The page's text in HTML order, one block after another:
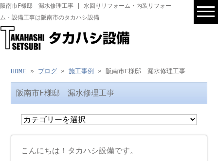
阪南市F様邸 漏水修理工事 | 水回りリフォーム・内装リフォー
ム・設備工事は阪南市のタカハシ設備
HOME » ブログ »施工事例 » 阪南市F様邸 漏水修理工事
阪南市F様邸 漏水修理工事
こんにちは！タカハシ設備です。